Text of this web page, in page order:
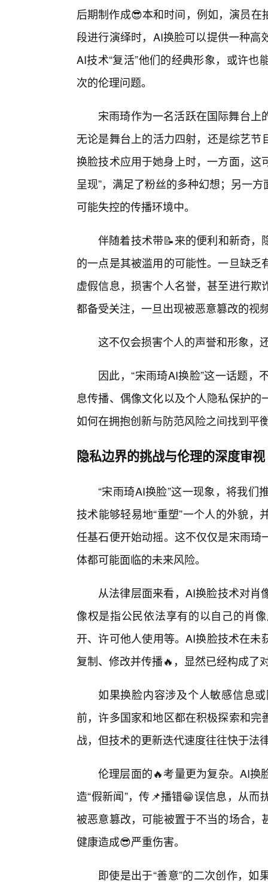
后期制作成😎本和时间，例如，演员
段进行演绎时，AI换脸可以提供一种
AI技术“复活”他们的经典形象，或许
次的伦理问题。
宋雨琦作为一名活跃在国际舞台
无论是舞台上的活力四射，还是综艺
换脸技术应用于她身上时，一方面，这
呈现”，满足了粉丝的多种幻想；另一
可能失控的传播环境中。
伴随着技术带📝来的便利和新奇
的一点是其被滥用的可能性。一旦缺
虚假信息，损害个人名誉，甚至进行
都备受关注，一旦出现被恶意篡改的视
这不仅会损害个人的声誉和形象，
因此，“宋雨琦AI换脸”这一话题
息传播、偶像文化以及个人隐私保护
如何在拥抱创新与防范风险之间找到平
隐私边界的挑战与伦理的深度审视
“宋雨琦AI换脸”这一现象，将我
技术能够轻易地“重塑”一个人的外貌
任基石便开始动摇。这不仅仅是宋雨
体都可能面临的未来风险。
从法律层面来看，AI换脸技术对肖
像权是指公民依法享有的以自己的肖
开、许可他人使用等。AI换脸技术在
复制、修改并传播🔥，显然已经构成了
如果换脸内容涉及个人敏感信息
前，许多国家和地区都在积极探索和
战，但技术的更新迭代速度往往快于法
伦理层面的🔥考量更为复杂。AI换
造“假新闻”，传📌播错😁误信息，从
被恶意篡改，可能被置于不当的场合
健康造成😎严重伤害。
即使是出于“善意”的二次创作，